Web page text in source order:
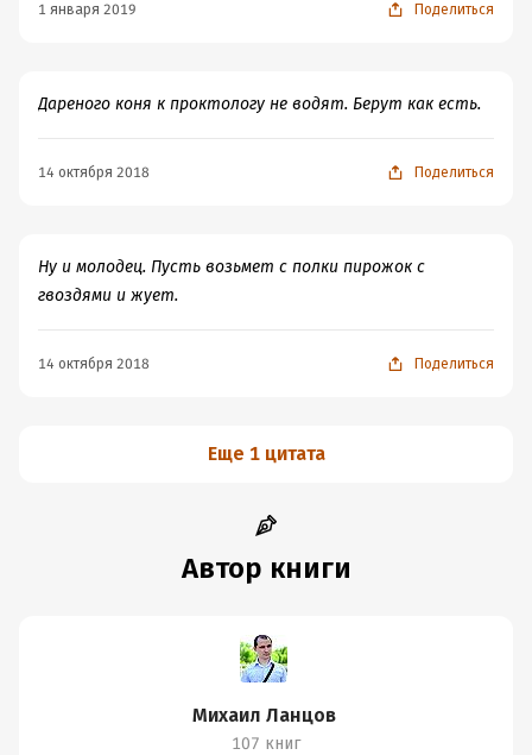
1 января 2019 Поделиться
Дареного коня к проктологу не водят. Берут как есть.
14 октября 2018 Поделиться
Ну и молодец. Пусть возьмет с полки пирожок с
гвоздями и жует.
14 октября 2018 Поделиться
Еще 1 цитата
Автор книги
Михаил Ланцов
107 книг